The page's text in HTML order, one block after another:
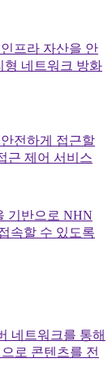
프라 자산을 안
형 네트워크 방화
전하게 접근할
근 제어 서비스
기반으로 NHN
속할 수 있도록
네트워크를 통해
로 콘텐츠를 전